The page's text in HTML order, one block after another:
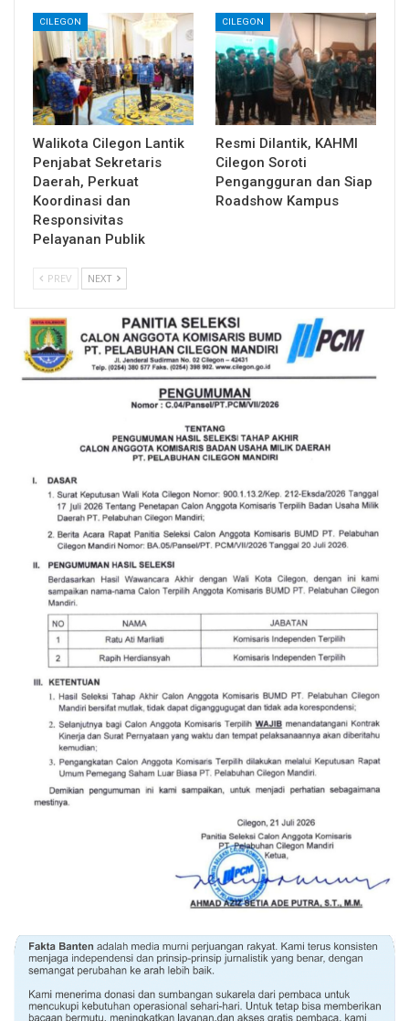
CILEGON
Walikota Cilegon Lantik
Penjabat Sekretaris
Daerah, Perkuat
Koordinasi dan
Responsivitas
Pelayanan Publik
CILEGON
Resmi Dilantik, KAHMI
Cilegon Soroti
Pengangguran dan Siap
Roadshow Kampus
PREV NEXT